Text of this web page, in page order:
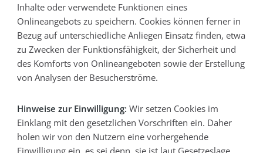
Inhalte oder verwendete Funktionen eines
Onlineangebots zu speichern. Cookies können ferner in
Bezug auf unterschiedliche Anliegen Einsatz finden, etwa
zu Zwecken der Funktionsfähigkeit, der Sicherheit und
des Komforts von Onlineangeboten sowie der Erstellung
von Analysen der Besucherströme.
Hinweise zur Einwilligung: Wir setzen Cookies im
Einklang mit den gesetzlichen Vorschriften ein. Daher
holen wir von den Nutzern eine vorhergehende
Einwilligung ein, es sei denn, sie ist laut Gesetzeslage